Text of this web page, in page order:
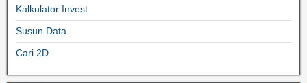
Kalkulator Invest
Susun Data
Cari 2D